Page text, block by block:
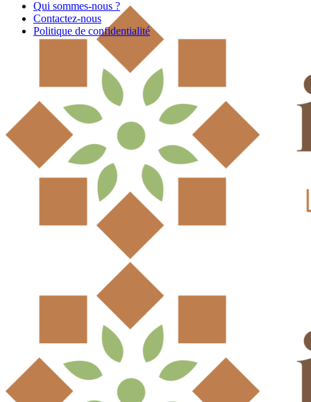
Qui sommes-nous ?
Contactez-nous
Politique de confidentialité